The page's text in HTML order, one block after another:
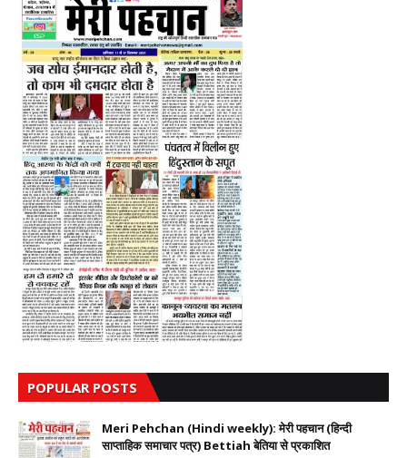
POPULAR POSTS
Meri Pehchan (Hindi weekly): मेरी पहचान (हिन्दी
साप्ताहिक समाचार पत्र) Bettiah बेतिया से प्रकाशित